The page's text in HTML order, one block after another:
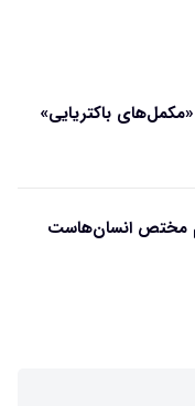
مختص انسان‌هاست